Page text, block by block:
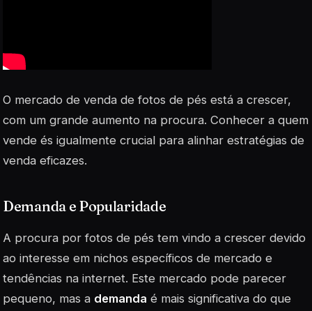
O mercado de venda de fotos de pés está a crescer,
com um grande aumento na procura. Conhecer a quem
vende és igualmente crucial para alinhar estratégias de
venda eficazes.
Demanda e Popularidade
A procura por fotos de pés tem vindo a crescer devido
ao interesse em nichos específicos de mercado e
tendências na internet. Este mercado pode parecer
pequeno, mas a demanda é mais significativa do que